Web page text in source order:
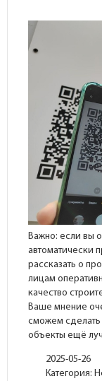
Важно: если вы
автоматически
рассказать о
лицам
качество
Ваше мнение
сможем
объекты ещё
2025-05-26
Категория: